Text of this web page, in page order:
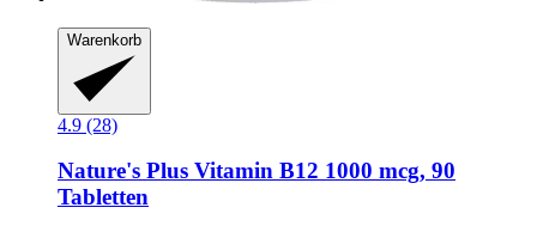
Warenkorb
4.9 (28)
Nature's Plus Vitamin B12 1000 mcg, 90
Tabletten